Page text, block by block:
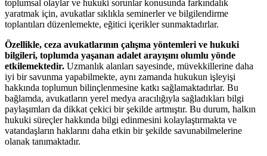
toplumsal olaylar ve hukuki sorunlar konusunda farkındalık
yaratmak için, avukatlar sıklıkla seminerler ve bilgilendirme
toplantıları düzenlemekte, eğitici içerikler sunmaktadırlar.
Özellikle, ceza avukatlarının çalışma yöntemleri ve hukuki
bilgileri, toplumda yaşanan adalet arayışını olumlu yönde
etkilemektedir. Uzmanlık alanları sayesinde, müvekkillerine daha
iyi bir savunma yapabilmekte, aynı zamanda hukukun işleyişi
hakkında toplumun bilinçlenmesine katkı sağlamaktadırlar. Bu
bağlamda, avukatların yerel medya aracılığıyla sağladıkları bilgi
paylaşımları da dikkat çekici bir şekilde artmıştır. Bu durum, halkın
hukuki süreçler hakkında bilgi edinmesini kolaylaştırmakta ve
vatandaşların haklarını daha etkin bir şekilde savunabilmelerine
olanak tanımaktadır.